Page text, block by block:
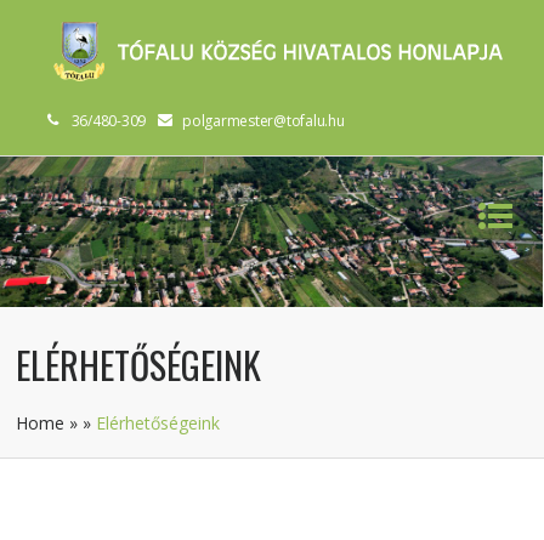
36/480-309 polgarmester@tofalu.hu
ELÉRHETŐSÉGEINK
Home » » Elérhetőségeink